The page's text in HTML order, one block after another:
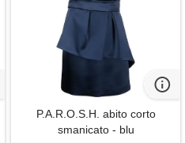
P.A.R.O.S.H. abito corto
smanicato - blu